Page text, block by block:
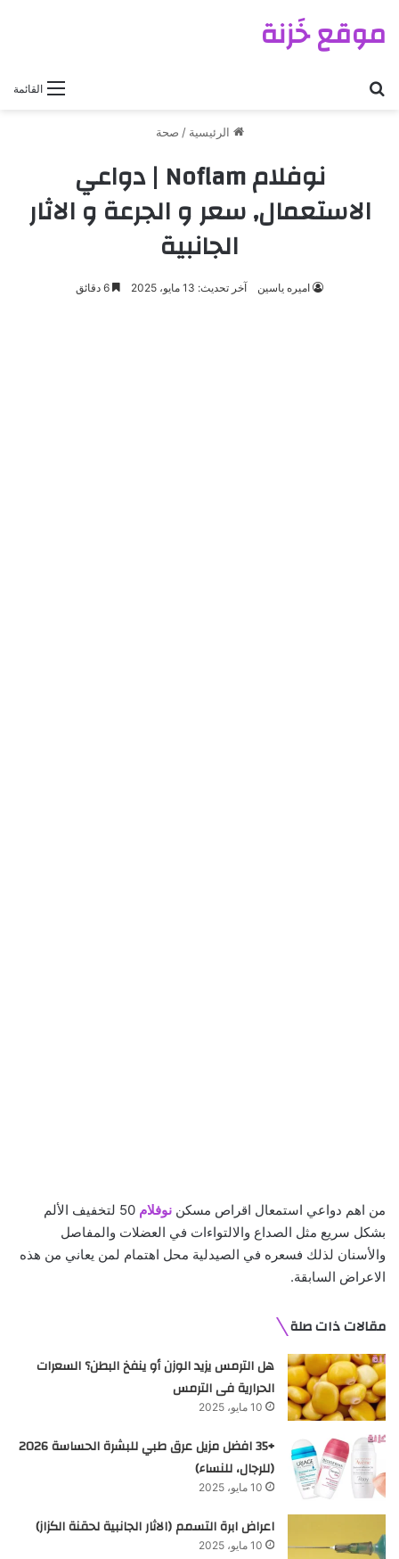
القائمة
موقع خَزنة
الرئيسية / صحة
نوفلام Noflam | دواعي
الاستعمال, سعر و الجرعة و الاثار
الجانبية
اميره ياسين آخر تحديث: 13 مايو، 2025
من اهم دواعي استمعال اقراص مسكن نوفلام
50 لتخفيف الألم
بشكل سريع مثل الصداع والالتواءات في العضلات والمفاصل
والأسنان لذلك فسعره في الصيدلية محل اهتمام لمن يعاني من هذه
الاعراض السابقة.
مقالات ذات صلة
هل الترمس يزيد الوزن أو ينفخ البطن؟ السعرات
الحرارية فى الترمس
10 مايو، 2025
+35 افضل مزيل عرق طبي للبشرة الحساسة 2026
(للرجال، للنساء)
10 مايو، 2025
اعراض ابرة التسمم (الاثار الجانبية لحقنة الكزاز)
10 مايو، 2025